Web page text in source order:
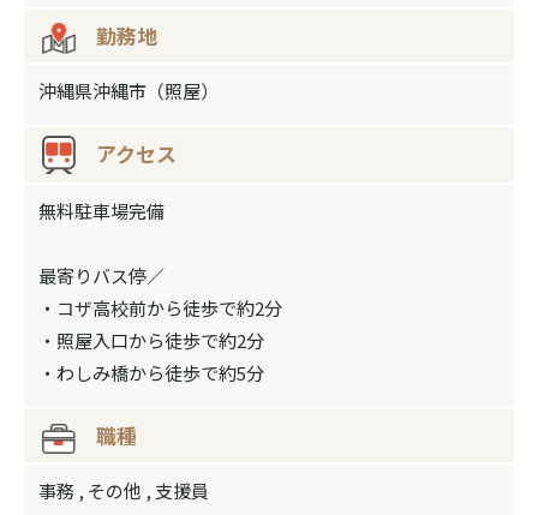
勤務地
沖縄県沖縄市（照屋）
アクセス
無料駐車場完備
最寄りバス停／
・コザ高校前から徒歩で約2分
・照屋入口から徒歩で約2分
・わしみ橋から徒歩で約5分
職種
事務 , その他 , 支援員